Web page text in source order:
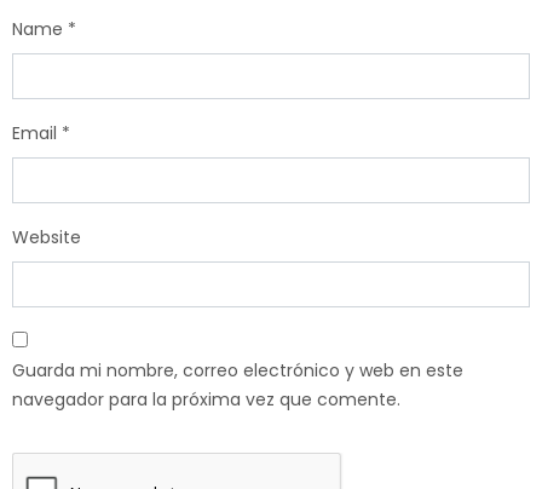
Name *
Email *
Website
Guarda mi nombre, correo electrónico y web en este
navegador para la próxima vez que comente.